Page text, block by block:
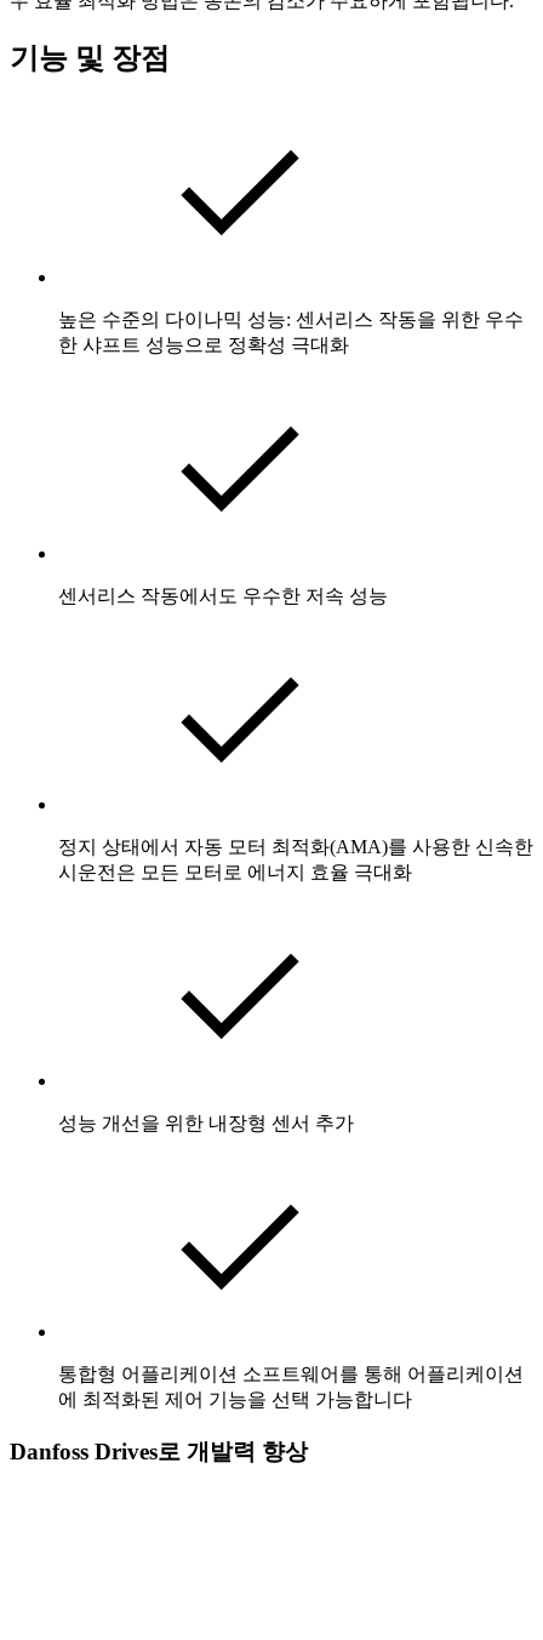
기능 및 장점
높은 수준의 다이나믹 성능: 센서리스 작동을 위한 우수
한 샤프트 성능으로 정확성 극대화
센서리스 작동에서도 우수한 저속 성능
정지 상태에서 자동 모터 최적화(AMA)를 사용한 신속한
시운전은 모든 모터로 에너지 효율 극대화
성능 개선을 위한 내장형 센서 추가
통합형 어플리케이션 소프트웨어를 통해 어플리케이션
에 최적화된 제어 기능을 선택 가능합니다
Danfoss Drives로 개발력 향상